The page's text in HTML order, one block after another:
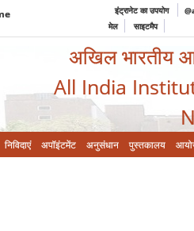
इंट्रानेट का उपयोग
मेल
साइटमैप
अखिल भारतीय
All India
निविदाएं अपॉइंटमेंट अनुसंधान पुस्तकालय